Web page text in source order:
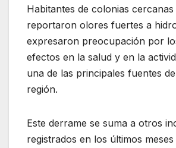
Habitantes de colonias
reportaron olores fuertes a
expresaron preocupación por
efectos en la salud y en la
una de las principales fuentes
región.
Este derrame se suma a otros
registrados en los últimos